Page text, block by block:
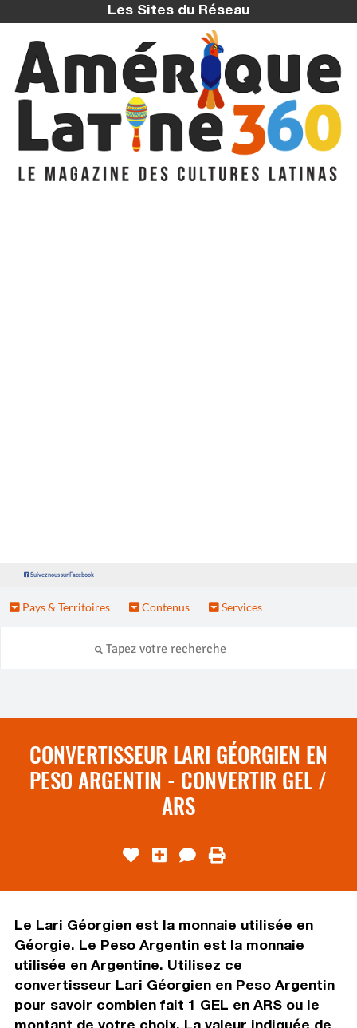
Les Sites du Réseau
Suivez nous sur Facebook
Pays & Territoires Contenus Services
CONVERTISSEUR LARI GÉORGIEN EN
PESO ARGENTIN - CONVERTIR GEL /
ARS
Le Lari Géorgien est la monnaie utilisée en
Géorgie. Le Peso Argentin est la monnaie
utilisée en Argentine. Utilisez ce
convertisseur Lari Géorgien en Peso Argentin
pour savoir combien fait 1 GEL en ARS ou le
montant de votre choix. La valeur indiquée de